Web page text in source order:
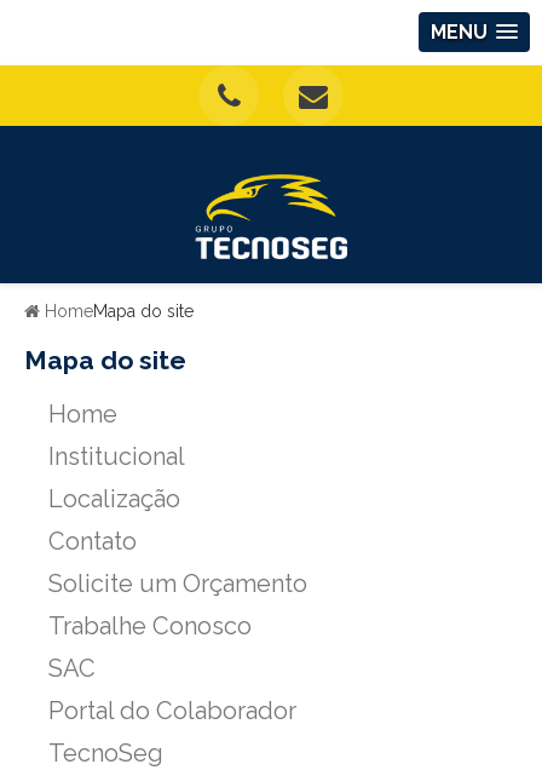
MENU
HomeMapa do site
Mapa do site
Home
Institucional
Localização
Contato
Solicite um Orçamento
Trabalhe Conosco
SAC
Portal do Colaborador
TecnoSeg